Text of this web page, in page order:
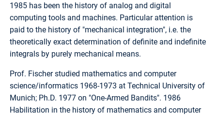
1985 has been the history of analog and digital
computing tools and machines. Particular attention is
paid to the history of "mechanical integration", i.e. the
theoretically exact determination of definite and indefinite
integrals by purely mechanical means.
Prof. Fischer studied mathematics and computer
science/informatics 1968-1973 at Technical University of
Munich; Ph.D. 1977 on "One-Armed Bandits". 1986
Habilitation in the history of mathematics and computer